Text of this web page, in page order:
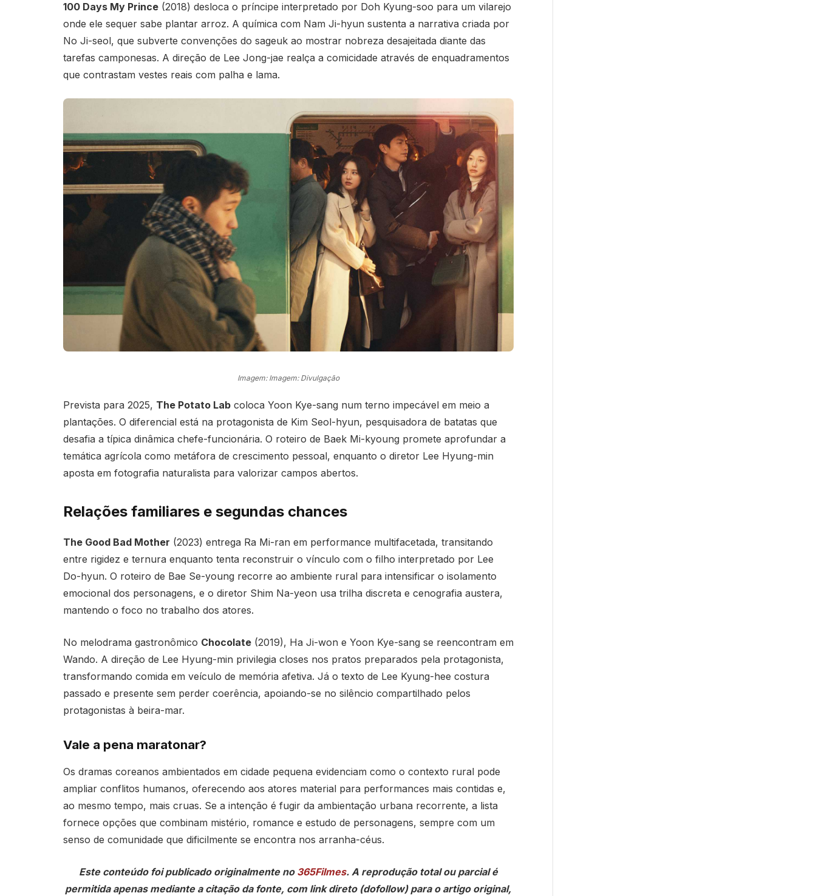
100 Days My Prince(2018) desloca o príncipe interpretado por Doh Kyung-soo para um vilarejo
onde ele sequer sabe plantar arroz. A química com Nam Ji-hyun sustenta a narrativa criada por
No Ji-seol, que subverte convenções do sageuk ao mostrar nobreza desajeitada diante das
tarefas camponesas. A direção de Lee Jong-jae realça a comicidade através de enquadramentos
que contrastam vestes reais com palha e lama.
Imagem: Imagem: Divulgação
Prevista para 2025, The Potato Labcoloca Yoon Kye-sang num terno impecável em meio a
plantações. O diferencial está na protagonista de Kim Seol-hyun, pesquisadora de batatas que
desafia a típica dinâmica chefe-funcionária. O roteiro de Baek Mi-kyoung promete aprofundar a
temática agrícola como metáfora de crescimento pessoal, enquanto o diretor Lee Hyung-min
aposta em fotografia naturalista para valorizar campos abertos.
Relações familiares e segundas chances
The Good Bad Mother (2023) entrega Ra Mi-ran em performance multifacetada, transitando
entre rigidez e ternura enquanto tenta reconstruir o vínculo com o filho interpretado por Lee
Do-hyun. O roteiro de Bae Se-young recorre ao ambiente rural para intensificar o isolamento
emocional dos personagens, e o diretor Shim Na-yeon usa trilha discreta e cenografia austera,
mantendo o foco no trabalho dos atores.
No melodrama gastronômico Chocolate(2019), Ha Ji-won e Yoon Kye-sang se reencontram em
Wando. A direção de Lee Hyung-min privilegia closes nos pratos preparados pela protagonista,
transformando comida em veículo de memória afetiva. Já o texto de Lee Kyung-hee costura
passado e presente sem perder coerência, apoiando-se no silêncio compartilhado pelos
protagonistas à beira-mar.
Vale a pena maratonar?
Os dramas coreanos ambientados em cidade pequena evidenciam como o contexto rural pode
ampliar conflitos humanos, oferecendo aos atores material para performances mais contidas e,
ao mesmo tempo, mais cruas. Se a intenção é fugir da ambientação urbana recorrente, a lista
fornece opções que combinam mistério, romance e estudo de personagens, sempre com um
senso de comunidade que dificilmente se encontra nos arranha-céus.
Este conteúdo foi publicado originalmente no 365Filmes. A reprodução total ou parcial é
permitida apenas mediante a citação da fonte, com link direto (dofollow) para o artigo original,